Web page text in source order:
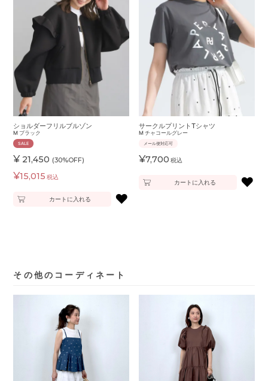
ショルダーフリルブルゾン
M ブラック
SALE
¥ 21,450 (30%OFF)
¥15,015 税込
カートに入れる ♥
サークルプリントTシャツ
Mチャコールグレー
メール便対応可
¥7,700 税込
カートに入れる ♥
その他のコーディネート